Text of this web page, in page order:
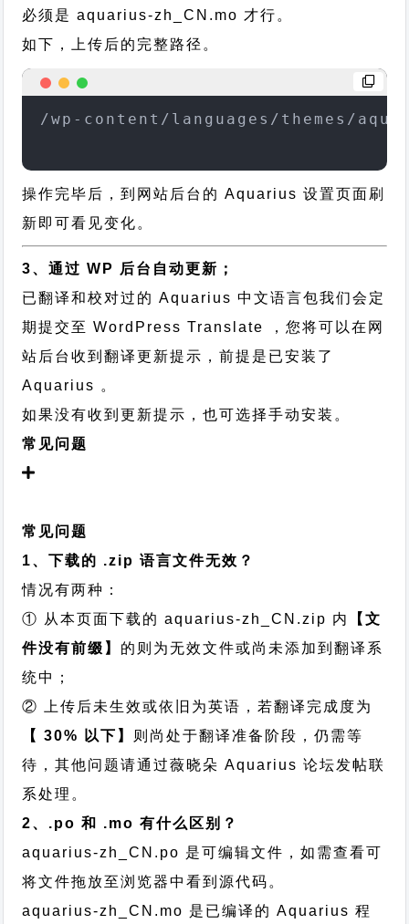
必须是 aquarius-zh_CN.mo 才行。
如下，上传后的完整路径。
/wp-content/languages/themes/
操作完毕后，到网站后台的 Aquarius 设置页面刷
新即可看见变化。
3、通过 WP 后台自动更新；
已翻译和校对过的 Aquarius 中文语言包我们会定
期提交至 WordPress Translate ，您将可以在网
站后台收到翻译更新提示，前提是已安装了
Aquarius 。
如果没有收到更新提示，也可选择手动安装。
常见问题
常见问题
1、下载的 .zip 语言文件无效？
情况有两种：
① 从本页面下载的 aquarius-zh_CN.zip 内
【文
件没有前缀】 的则为无效文件或尚未添加到翻译系
统中；
② 上传后未生效或依旧为英语，若翻译完成度为
【 30% 以下】 则尚处于翻译准备阶段，仍需等
待，其他问题请通过薇晓朵 Aquarius 论坛发帖联
系处理。
2、.po 和 .mo 有什么区别？
aquarius-zh_CN.po 是可编辑文件，如需查看可
将文件拖放至浏览器中看到源代码。
aquarius-zh_CN.mo 是已编译的 Aquarius 程